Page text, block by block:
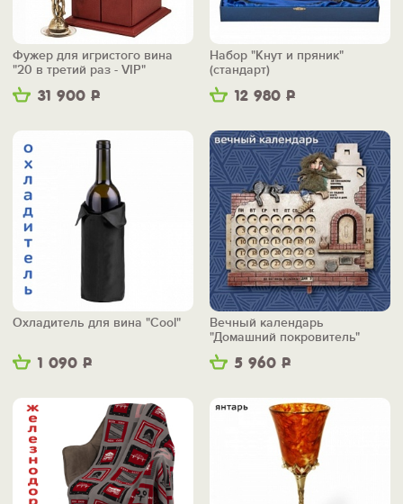
31 900 Р
Фужер для игристого вина
"20 в третий раз - VIP"
12 980 Р
Набор "Кнут и пряник"
(стандарт)
1 090 Р
Охладитель для вина "Cool"
5 960 Р
Вечный календарь
"Домашний покровитель"